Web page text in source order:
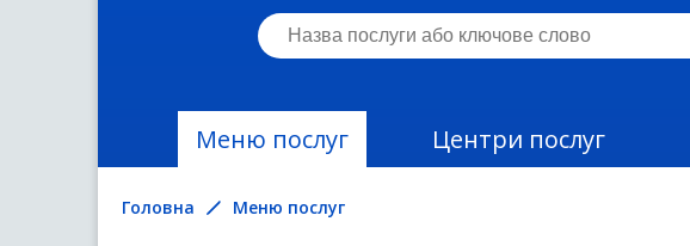
Меню послуг Центри послуг
Головна Меню послуг